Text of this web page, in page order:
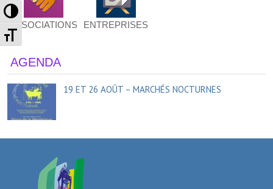
Passer en contraste élevé
Changer la taille de la police
ASSOCIATIONS ENTREPRISES
AGENDA
19 ET 26 AOÛT – MARCHÉS NOCTURNES